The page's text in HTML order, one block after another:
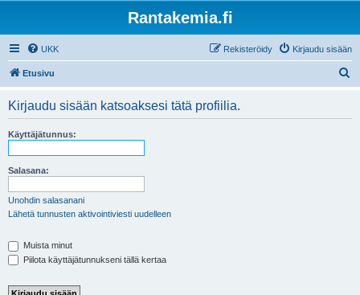
Rantakemia.fi
UKK Kirjaudu sisään
Rekisteröidy
Etusivu
Kirjaudu sisään katsoaksesi tätä profiilia.
Käyttäjätunnus:
Salasana:
Unohdin salasanani
Lähetä tunnusten aktivointiviesti uudelleen
Muista minut
Piilota käyttäjätunnukseni tällä kertaa